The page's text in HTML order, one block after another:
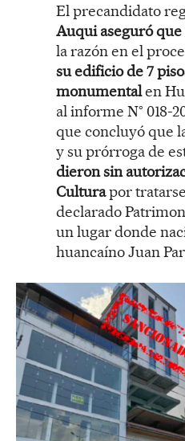
El precandidato
Auqui aseguró
la razón en el
su edificio de 7
monumentalen
al informe N° 018-
que concluyó que
y su prórroga de
dieron sin
Culturapor
declarado
un lugar donde
huancaíno Juan